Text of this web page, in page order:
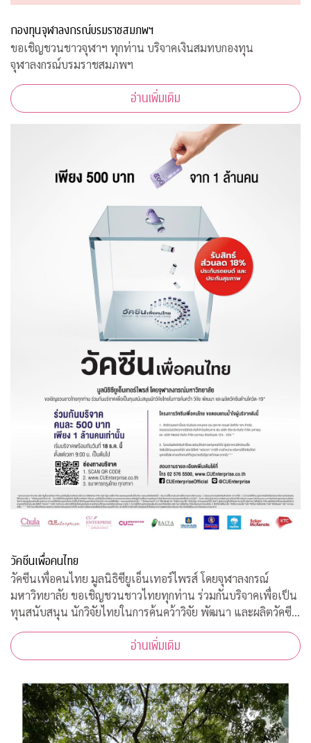
กองทุนจุฬาลงกรณ์บรมราชสมภพฯ
ขอเชิญชวนชาวจุฬาฯ ทุกท่าน บริจาคเงินสมทบกองทุน
จุฬาลงกรณ์บรมราชสมภพฯ
อ่านเพิ่มเติม
วัคซีนเพื่อคนไทย
วัคซีนเพื่อคนไทย มูลนิธิซียูเอ็นเทอร์ไพรส์ โดยจุฬาลงกรณ์
มหาวิทยาลัย ขอเชิญชวนชาวไทยทุกท่าน ร่วมกันบริจาคเพื่อเป็น
ทุนสนับสนุน นักวิจัยไทยในการค้นคว้าวิจัย พัฒนา และผลิตวัคซีน
ต้านโควิด-19*
อ่านเพิ่มเติม